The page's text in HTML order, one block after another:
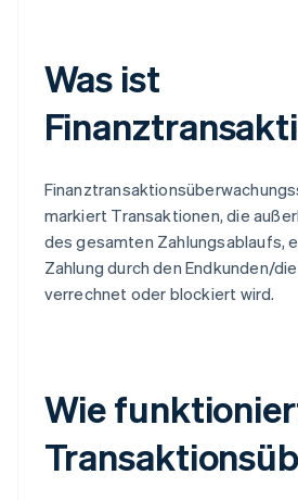
Was ist
markiert Transaktionen, die
des gesamten Zahlungsablaufs,
Zahlung durch den Endkunden/
verrechnet oder blockiert wird.
Wie